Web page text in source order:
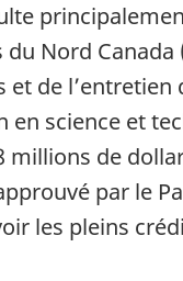
Nord Canada
de
science et
millions de
par le
les pleins